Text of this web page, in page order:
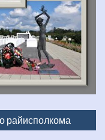
райисполкома